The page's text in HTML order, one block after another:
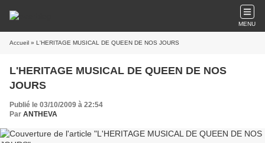
MENU
Accueil » L'HERITAGE MUSICAL DE QUEEN DE NOS JOURS
L'HERITAGE MUSICAL DE QUEEN DE NOS
JOURS
Publié le 03/10/2009 à 22:54
Par ANTHEVA